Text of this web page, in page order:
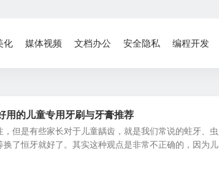
化 媒体视频 文档办公 安全隐私 编程开发
用的儿童专用牙刷与牙膏推荐
但是有些家长对于儿童龋齿，就是我们常说的蛀牙、虫
了恒牙就好了。其实这种观点是非常不正确的，因为儿